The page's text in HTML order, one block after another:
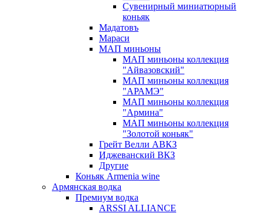
Сувенирный миниатюрный
коньяк
Мадатовъ
Мараси
МАП миньоны
МАП миньоны коллекция
"Айвазовский"
МАП миньоны коллекция
"АРАМЭ"
МАП миньоны коллекция
"Армина"
МАП миньоны коллекция
"Золотой коньяк"
Грейт Велли АВКЗ
Иджеванский ВКЗ
Другие
Коньяк Armenia wine
Армянская водка
Премиум водка
ARSSI ALLIANCE